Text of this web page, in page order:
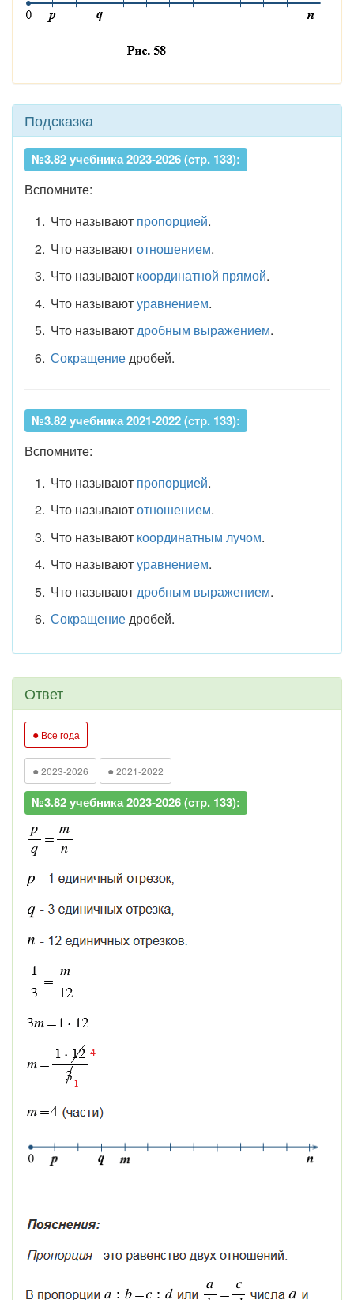
Подсказка
№3.82 учебника 2023-2026 (стр. 133):
Вспомните:
Что называют пропорцией.
Что называютотношением.
Что называют координатной прямой.
Что называютуравнением.
Что называютдробным выражением.
Сокращениедробей.
№3.82 учебника 2021-2022 (стр. 133):
Вспомните:
Что называют пропорцией.
Что называютотношением.
Что называют координатным лучом.
Что называютуравнением.
Что называют дробным выражением.
Сокращениедробей.
Ответ
● Все года
● 2023-2026 ● 2021-2022
№3.82 учебника 2023-2026 (стр. 133):